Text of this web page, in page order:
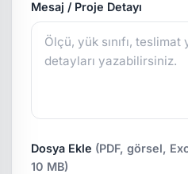
Mesaj / Proje Detayı
Dosya Ekle (PDF, görsel,
10 MB)